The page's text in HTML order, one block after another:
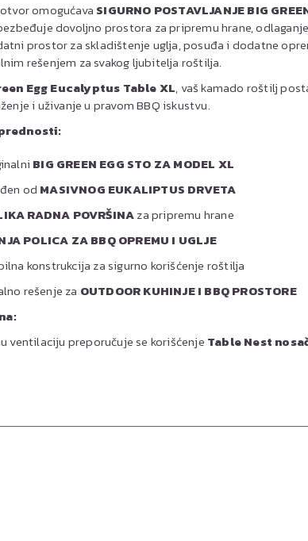
omogućava SIGURNO POSTAVLJANJE BIG
dovoljno prostora za pripremu hrane,
prostor za skladištenje uglja, posuđa i dodatne
rešenjem za svakog ljubitelja roštilja.
Egg Eucalyptus Table XL, vaš kamado roštilj
i uživanje u pravom BBQ iskustvu.
BIG GREEN EGG STO ZA MODEL XL
od MASIVNOG EUKALIPTUS DRVETA
RADNA POVRŠINAza pripremu hrane
POLICA ZA BBQ OPREMU I UGLJE
konstrukcija za sigurno korišćenje roštilja
rešenje za OUTDOOR KUHINJE I BBQ PROSTORE
ventilaciju preporučuje se korišćenje Table Nest